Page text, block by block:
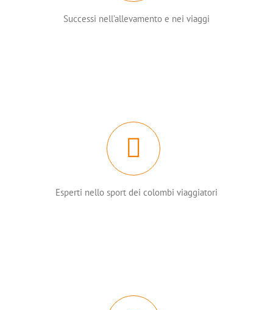
Successi nell’allevamento e nei viaggi
Esperti nello sport dei colombi viaggiatori